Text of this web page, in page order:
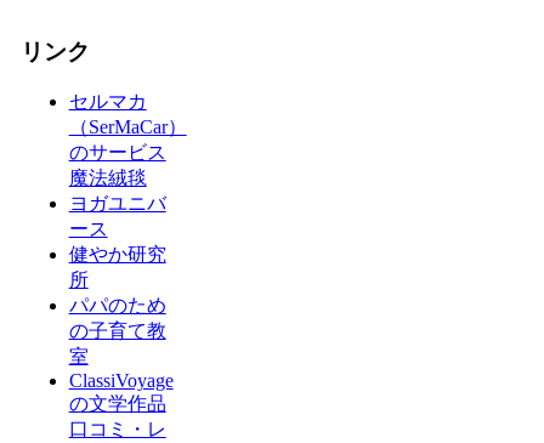
リンク
セルマカ
（SerMaCar）
のサービス
魔法絨毯
ヨガユニバ
ース
健やか研究
所
パパのため
の子育て教
室
ClassiVoyage
の文学作品
口コミ・レ